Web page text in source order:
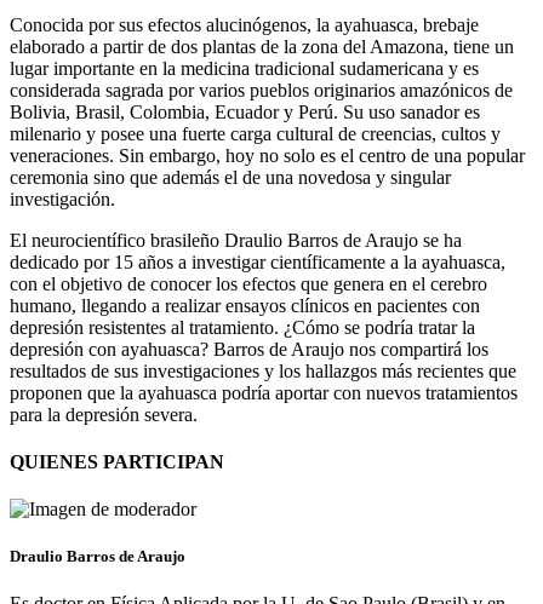
Conocida por sus efectos alucinógenos, la ayahuasca, brebaje
elaborado a partir de dos plantas de la zona del Amazona, tiene un
lugar importante en la medicina tradicional sudamericana y es
considerada sagrada por varios pueblos originarios amazónicos de
Bolivia, Brasil, Colombia, Ecuador y Perú. Su uso sanador es
milenario y posee una fuerte carga cultural de creencias, cultos y
veneraciones. Sin embargo, hoy no solo es el centro de una popular
ceremonia sino que además el de una novedosa y singular
investigación.
El neurocientífico brasileño Draulio Barros de Araujo se ha
dedicado por 15 años a investigar científicamente a la ayahuasca,
con el objetivo de conocer los efectos que genera en el cerebro
humano, llegando a realizar ensayos clínicos en pacientes con
depresión resistentes al tratamiento. ¿Cómo se podría tratar la
depresión con ayahuasca? Barros de Araujo nos compartirá los
resultados de sus investigaciones y los hallazgos más recientes que
proponen que la ayahuasca podría aportar con nuevos tratamientos
para la depresión severa.
QUIENES PARTICIPAN
Draulio Barros de Araujo